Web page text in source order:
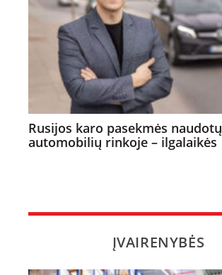
Rusijos karo pasekmės naudotų
automobilių rinkoje – ilgalaikės
ĮVAIRENYBĖS